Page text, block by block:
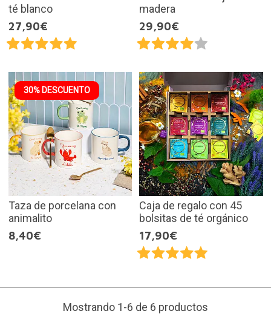
té blanco
27,90€
madera
29,90€
30% DESCUENTO
Taza de porcelana con
animalito
8,40€
Caja de regalo con 45
bolsitas de té orgánico
17,90€
Mostrando 1-6 de 6 productos